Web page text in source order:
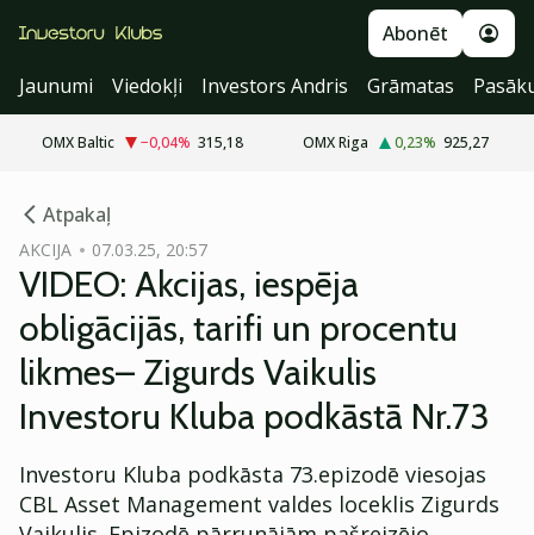
Abonēt
Jaunumi
Viedokļi Investors Andris Grāmatas
OMX Baltic −0,04% 315,18 OMX Riga 0,23% 925,27
Atpakaļ
AKCIJA 07.03.25, 20:57
VIDEO: Akcijas, iespēja
obligācijās, tarifi un procentu
likmes– Zigurds Vaikulis
Investoru Kluba podkāstā Nr.73
Investoru Kluba podkāsta 73.epizodē viesojas
CBL Asset Management valdes loceklis Zigurds